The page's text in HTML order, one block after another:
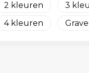
2
3
4